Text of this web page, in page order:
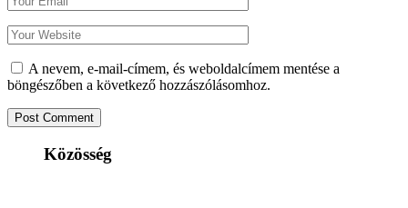
A nevem, e-mail-címem, és weboldalcímem mentése a
böngészőben a következő hozzászólásomhoz.
Közösség